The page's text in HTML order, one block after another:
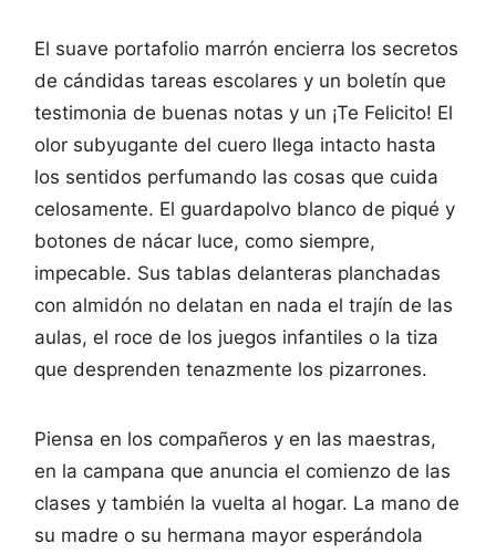
El suave portafolio marrón encierra los secretos
de cándidas tareas escolares y un boletín que
testimonia de buenas notas y un ¡Te Felicito! El
olor subyugante del cuero llega intacto hasta
los sentidos perfumando las cosas que cuida
celosamente. El guardapolvo blanco de piqué y
botones de nácar luce, como siempre,
impecable. Sus tablas delanteras planchadas
con almidón no delatan en nada el trajín de las
aulas, el roce de los juegos infantiles o la tiza
que desprenden tenazmente los pizarrones.
Piensa en los compañeros y en las maestras,
en la campana que anuncia el comienzo de las
clases y también la vuelta al hogar. La mano de
su madre o su hermana mayor esperándola